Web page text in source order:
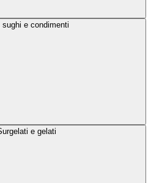
sughi e condimenti
e gelati